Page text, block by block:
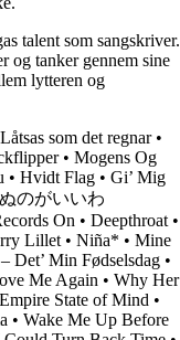
talent som sangskriver.
og tanker gennem sine
lytteren og
Låtsas som det regnar•
• Mogens Og
• Hvidt Flag • Gi’ Mig
のがいいわ
On • Deepthroat •
Lillet • Niña* • Mine
Det’ Min Fødselsdag •
Me Again • Why Her
Empire State of Mind •
• Wake Me Up Before